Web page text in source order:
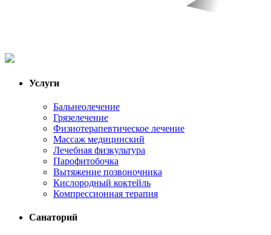
Услуги
Бальнеолечение
Грязелечение
Физиотерапевтическое лечение
Массаж медицинский
Лечебная физкультура
Парофитобочка
Вытяжение позвоночника
Кислородный коктейль
Компрессионная терапия
Санаторий